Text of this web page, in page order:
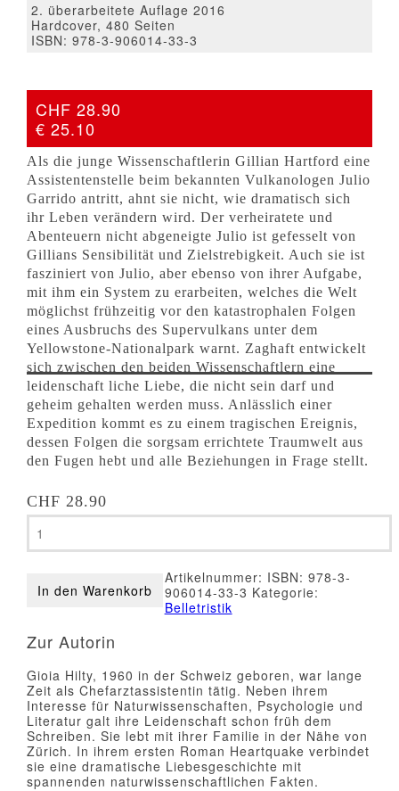
2. überarbeitete Auflage 2016
Hardcover, 480 Seiten
ISBN: 978-3-906014-33-3
CHF 28.90
€ 25.10
Als die junge Wissenschaftlerin Gillian Hartford eine
Assistentenstelle beim bekannten Vulkanologen Julio
Garrido antritt, ahnt sie nicht, wie dramatisch sich
ihr Leben verändern wird. Der verheiratete und
Abenteuern nicht abgeneigte Julio ist gefesselt von
Gillians Sensibilität und Zielstrebigkeit. Auch sie ist
fasziniert von Julio, aber ebenso von ihrer Aufgabe,
mit ihm ein System zu erarbeiten, welches die Welt
möglichst frühzeitig vor den katastrophalen Folgen
eines Ausbruchs des Supervulkans unter dem
Yellowstone-Nationalpark warnt. Zaghaft entwickelt
sich zwischen den beiden Wissenschaftlern eine
leidenschaft liche Liebe, die nicht sein darf und
geheim gehalten werden muss. Anlässlich einer
Expedition kommt es zu einem tragischen Ereignis,
dessen Folgen die sorgsam errichtete Traumwelt aus
den Fugen hebt und alle Beziehungen in Frage stellt.
CHF 28.90
Gioia
Hilty
-
Menge
In den Warenkorb
Artikelnummer: ISBN: 978-3-
906014-33-3 Kategorie:
Belletristik
Zur Autorin
Gioia Hilty, 1960 in der Schweiz geboren, war lange
Zeit als Chefarztassistentin tätig. Neben ihrem
Interesse für Naturwissenschaften, Psychologie und
Literatur galt ihre Leidenschaft schon früh dem
Schreiben. Sie lebt mit ihrer Familie in der Nähe von
Zürich. In ihrem ersten Roman Heartquake verbindet
sie eine dramatische Liebesgeschichte mit
spannenden naturwissenschaftlichen Fakten.